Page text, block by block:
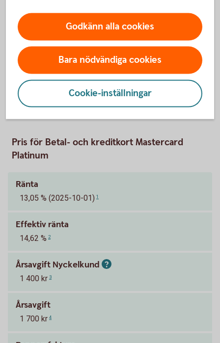
Entercard Group AB är kreditgivare av betal- och
kreditkortet ovan. Swedbank AB och sparbankerna
samarbetar med Entercard Group AB och är
kreditförmedlare avseende betal- och kreditkorten.
Betal- och kreditkort MastercardGuld
Pris för Betal- och kreditkort Mastercard
Platinum
Ränta
13,05 % (2025-10-01) 1
Effektiv ränta
14,62 % 2
Årsavgift Nyckelkund
1 400 kr 3
Årsavgift
1 700 kr 4
Godkänn alla cookies
Bara nödvändiga cookies
Cookie-inställningar